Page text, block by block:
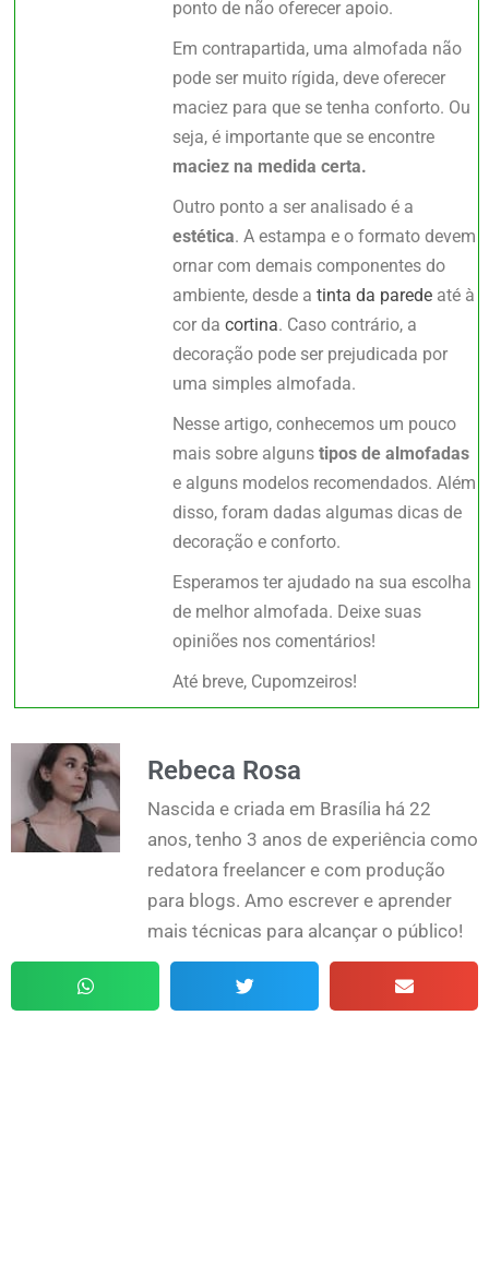
ponto de não oferecer apoio.
Em contrapartida, uma almofada não
pode ser muito rígida, deve oferecer
maciez para que se tenha conforto. Ou
seja, é importante que se encontre
maciez na medida certa.
Outro ponto a ser analisado é a
estética. A estampa e o formato devem
ornar com demais componentes do
ambiente, desde atinta da parede até à
cor da cortina. Caso contrário, a
decoração pode ser prejudicada por
uma simples almofada.
Nesse artigo, conhecemos um pouco
mais sobre algunstipos de almofadas
e alguns modelos recomendados. Além
disso, foram dadas algumas dicas de
decoração e conforto.
Esperamos ter ajudado na sua escolha
de melhor almofada. Deixe suas
opiniões nos comentários!
Até breve, Cupomzeiros!
Rebeca Rosa
Nascida e criada em Brasília há 22
anos, tenho 3 anos de experiência como
redatora freelancer e com produção
para blogs. Amo escrever e aprender
mais técnicas para alcançar o público!